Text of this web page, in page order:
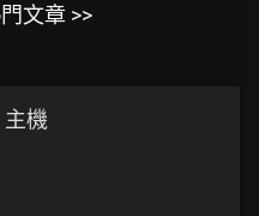
文章 >>
主機